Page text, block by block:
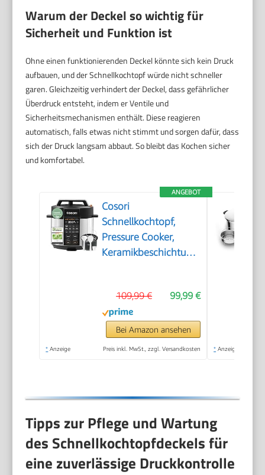
Warum der Deckel so wichtig für
Sicherheit und Funktion ist
Ohne einen funktionierenden Deckel könnte sich kein Druck
aufbauen, und der Schnellkochtopf würde nicht schneller
garen. Gleichzeitig verhindert der Deckel, dass gefährlicher
Überdruck entsteht, indem er Ventile und
Sicherheitsmechanismen enthält. Diese reagieren
automatisch, falls etwas nicht stimmt und sorgen dafür, dass
sich der Druck langsam abbaut. So bleibt das Kochen sicher
und komfortabel.
ANGEBOT
Cosori
Schnellkochtopf,
Pressure Cooker,
Keramikbeschichtung,
99,99 €
109,99 €
Bei Amazon ansehen
* Anzeige Preis inkl. MwSt., zzgl. Versandkosten * Anzeige
Tipps zur Pflege und Wartung
des Schnellkochtopfdeckels für
eine zuverlässige Druckkontrolle